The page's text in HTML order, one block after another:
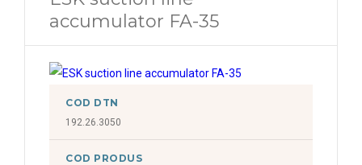
accumulator FA-35
COD DTN
192.26.3050
COD PRODUS